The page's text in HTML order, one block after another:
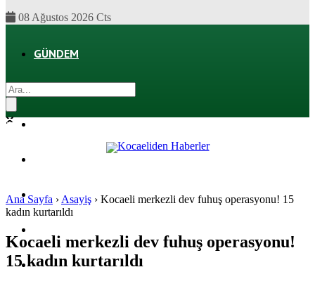
08 Ağustos 2026 Cts
GÜNDEM
SPOR
SAĞLIK
Ana Sayfa › Asayiş › Kocaeli merkezli dev fuhuş operasyonu! 15
kadın kurtarıldı
Kocaeli merkezli dev fuhuş operasyonu!
15 kadın kurtarıldı